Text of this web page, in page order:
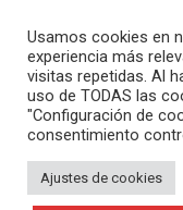
abril 9, 2019
¿Cómo
Usamos cookies en
experiencia más
visitas repetidas. Al
uso de TODAS las
"Configuración de
consentimiento
Ajustes de cookies